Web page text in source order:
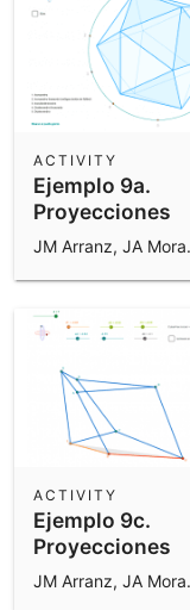
Ejemplo 9a.
Proyecciones
ACTIVITY
JM
Ejemplo 9c.
Proyecciones
ACTIVITY
JM